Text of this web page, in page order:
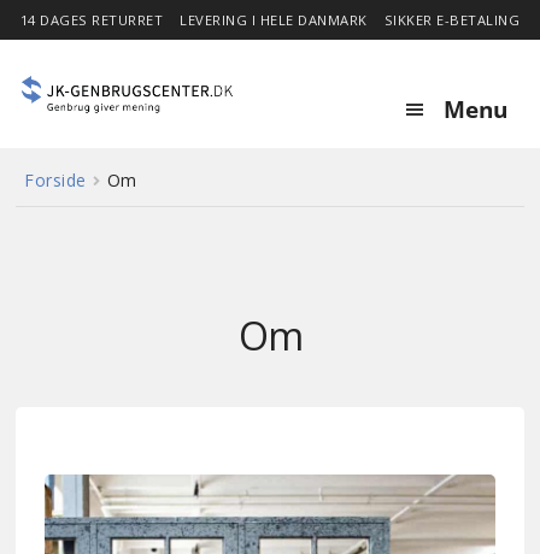
14 DAGES RETURRET LEVERING I HELE DANMARK SIKKER E-BETALING
Menu
Forside
Om
Forside Om
Om